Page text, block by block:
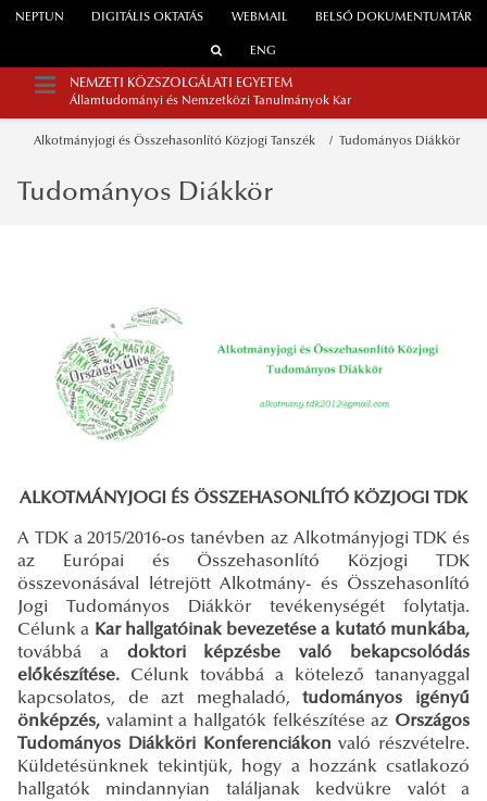
WEBMAIL
NEPTUN DIGITÁLIS OKTATÁS BELSŐ DOKUMENTUMTÁR
ENG
NEMZETI KÖZSZOLGÁLATI EGYETEM
Államtudományi és Nemzetközi Tanulmányok Kar
Alkotmányjogi és Összehasonlító Közjogi Tanszék Tudományos Diákkör
Tudományos Diákkör
ALKOTMÁNYJOGI ÉS ÖSSZEHASONLÍTÓ KÖZJOGI TDK
A TDK a 2015/2016-os tanévben az Alkotmányjogi TDK és
az Európai és Összehasonlító Közjogi TDK
összevonásával létrejött Alkotmány- és Összehasonlító
Jogi Tudományos Diákkör tevékenységét folytatja.
Célunk a Kar hallgatóinak bevezetése a kutató munkába,
továbbá a doktori képzésbe való bekapcsolódás
előkészítése. Célunk továbbá a kötelező tananyaggal
kapcsolatos, de azt meghaladó,tudományos igényű
önképzés, valamint a hallgatók felkészítése az Országos
Tudományos Diákköri Konferenciákonvaló részvételre.
Küldetésünknek tekintjük, hogy a hozzánk csatlakozó
hallgatók mindannyian találjanak kedvükre valót a